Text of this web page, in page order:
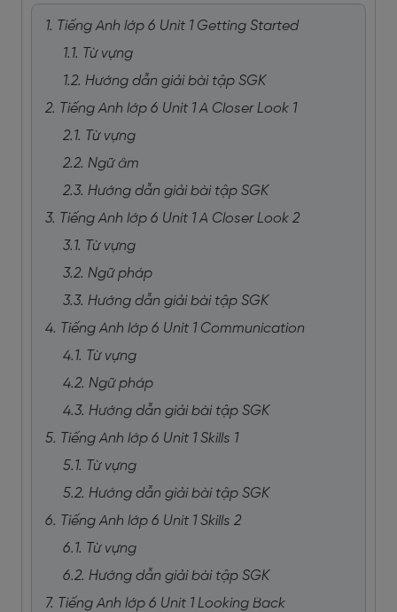
1. Tiếng Anh lớp 6 Unit 1 Getting Started
1.1. Từ vựng
1.2. Hướng dẫn giải bài tập SGK
2. Tiếng Anh lớp 6 Unit 1 A Closer Look 1
2.1. Từ vựng
2.2. Ngữ âm
2.3. Hướng dẫn giải bài tập SGK
3. Tiếng Anh lớp 6 Unit 1 A Closer Look 2
3.1. Từ vựng
3.2. Ngữ pháp
3.3. Hướng dẫn giải bài tập SGK
4. Tiếng Anh lớp 6 Unit 1 Communication
4.1. Từ vựng
4.2. Ngữ pháp
4.3. Hướng dẫn giải bài tập SGK
5. Tiếng Anh lớp 6 Unit 1 Skills 1
5.1. Từ vựng
5.2. Hướng dẫn giải bài tập SGK
6. Tiếng Anh lớp 6 Unit 1 Skills 2
6.1. Từ vựng
6.2. Hướng dẫn giải bài tập SGK
7. Tiếng Anh lớp 6 Unit 1 Looking Back